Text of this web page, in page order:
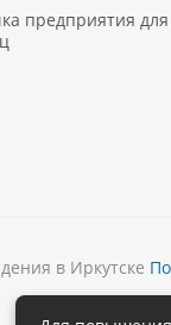
предприятия для
в Иркутске